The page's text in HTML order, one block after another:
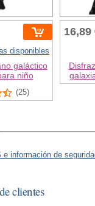
disponibles
galáctico
niño
(25)
16,89
e información de
clientes